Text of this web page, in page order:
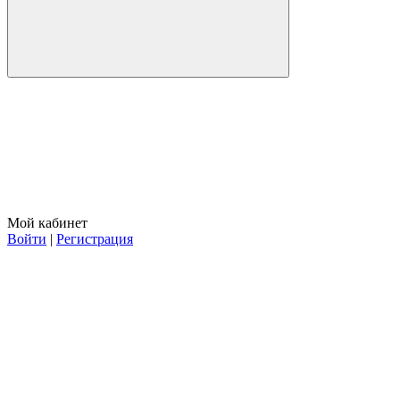
Мой кабинет
Войти | Регистрация